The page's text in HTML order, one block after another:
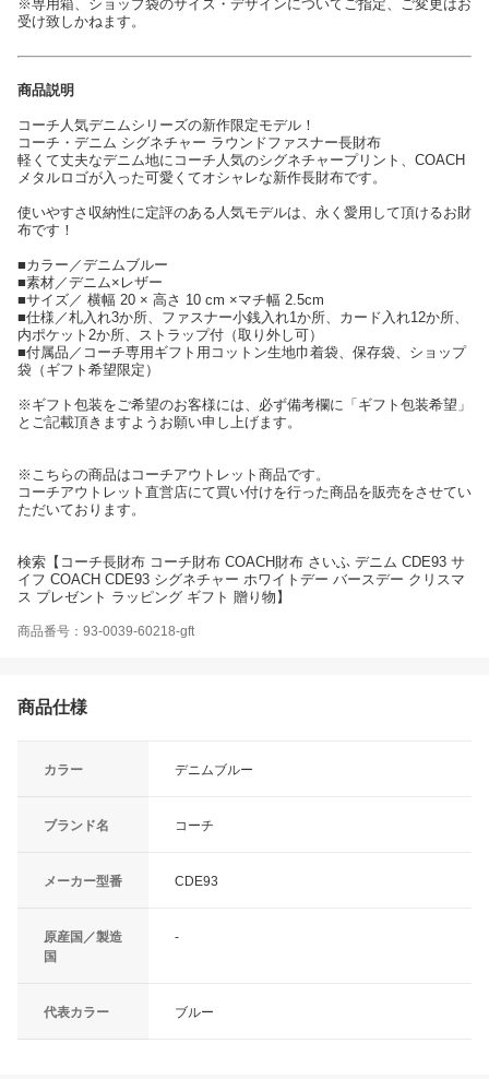
※専用箱、ショップ袋のサイズ・デザインについてご指定、ご変更はお
受け致しかねます。
商品説明
コーチ人気デニムシリーズの新作限定モデル！
コーチ・デニム シグネチャー ラウンドファスナー長財布
軽くて丈夫なデニム地にコーチ人気のシグネチャープリント、COACH
メタルロゴが入った可愛くてオシャレな新作長財布です。
使いやすさ収納性に定評のある人気モデルは、永く愛用して頂けるお財
布です！
■カラー／デニムブルー
■素材／デニム×レザー
■サイズ／ 横幅 20 × 高さ 10 cm ×マチ幅 2.5cm
■仕様／札入れ3か所、ファスナー小銭入れ1か所、カード入れ12か所、
内ポケット2か所、ストラップ付（取り外し可）
■付属品／コーチ専用ギフト用コットン生地巾着袋、保存袋、ショップ
袋（ギフト希望限定）
※ギフト包装をご希望のお客様には、必ず備考欄に「ギフト包装希望」
とご記載頂きますようお願い申し上げます。
※こちらの商品はコーチアウトレット商品です。
コーチアウトレット直営店にて買い付けを行った商品を販売をさせてい
ただいております。
検索【コーチ長財布 コーチ財布 COACH財布 さいふ デニム CDE93 サ
イフ COACH CDE93 シグネチャー ホワイトデー バースデー クリスマ
ス プレゼント ラッピング ギフト 贈り物】
商品番号：93-0039-60218-gft
商品仕様
カラー デニムブルー
ブランド名 コーチ
メーカー型番 CDE93
原産国／製造
国
-
代表カラー ブルー